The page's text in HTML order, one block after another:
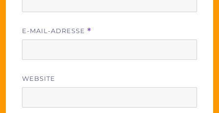
E-MAIL-ADRESSE *
WEBSITE